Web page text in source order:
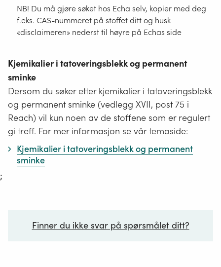
NB! Du må gjøre søket hos Echa selv, kopier med deg
f.eks. CAS-nummeret på stoffet ditt og husk
«disclaimeren» nederst til høyre på Echas side
Kjemikalier i tatoveringsblekk og permanent
sminke
Dersom du søker etter kjemikalier i tatoveringsblekk
og permanent sminke (vedlegg XVII, post 75 i
Reach) vil kun noen av de stoffene som er regulert
gi treff. For mer informasjon se vår temaside:
Kjemikalier i tatoveringsblekk og permanent
sminke
;
Finner du ikke svar på spørsmålet ditt?